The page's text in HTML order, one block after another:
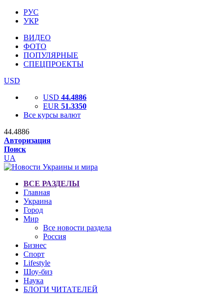
РУС
УКР
ВИДЕО
ФОТО
ПОПУЛЯРНЫЕ
СПЕЦПРОЕКТЫ
USD
USD 44.4886
EUR 51.3350
Все курсы валют
44.4886
Авторизация
Поиск
UA
ВСЕ РАЗДЕЛЫ
Главная
Украина
Город
Мир
Все новости раздела
Россия
Бизнес
Спорт
Lifestyle
Шоу-биз
Наука
БЛОГИ ЧИТАТЕЛЕЙ